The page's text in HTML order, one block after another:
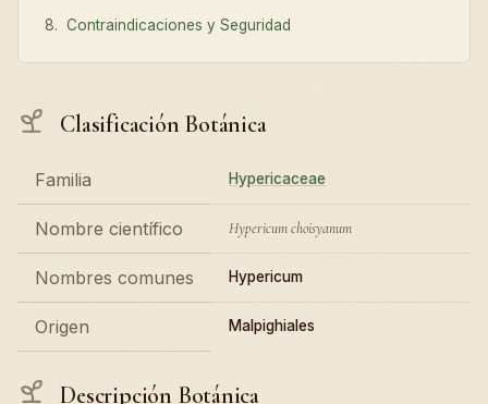
Contraindicaciones y Seguridad
Clasificación Botánica
Familia Hypericaceae
Nombre científico Hypericum choisyanum
Nombres comunes Hypericum
Origen Malpighiales
Descripción Botánica